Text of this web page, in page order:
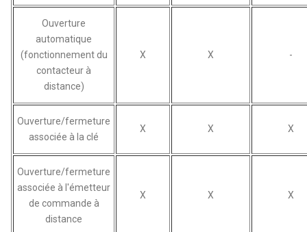
Ouverture
automatique
(fonctionnement du
contacteur à
distance)
X X -
Ouverture/fermeture
associée à la clé
X X X
Ouverture/fermeture
associée à l'émetteur
de commande à
distance
X X X